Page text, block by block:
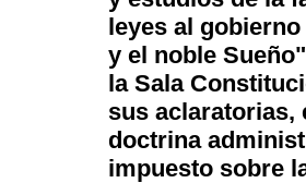
leyes al
y el noble
la Sala
sus aclaratorias,
doctrina
impuesto sobre